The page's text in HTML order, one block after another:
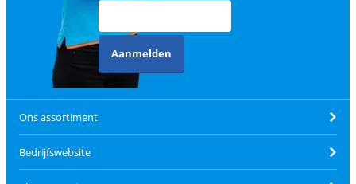
Aanmelden
Ons assortiment
Bedrijfswebsite